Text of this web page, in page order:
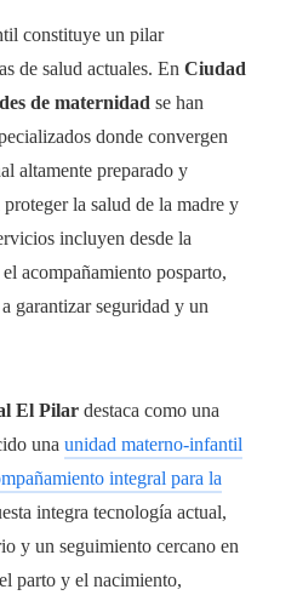
constituye un pilar
de salud actuales. En Ciudad
de maternidad se han
donde convergen
altamente preparado y
la salud de la madre y
incluyen desde la
acompañamiento posparto,
garantizar seguridad y un
El Pilar destaca como una
una unidad materno-infantil
integral para la
integra tecnología actual,
y un seguimiento cercano en
parto y el nacimiento,